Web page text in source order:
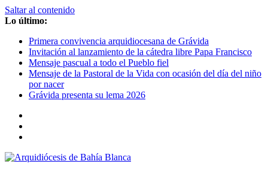
Saltar al contenido
Lo último:
Primera convivencia arquidiocesana de Grávida
Invitación al lanzamiento de la cátedra libre Papa Francisco
Mensaje pascual a todo el Pueblo fiel
Mensaje de la Pastoral de la Vida con ocasión del día del niño
por nacer
Grávida presenta su lema 2026